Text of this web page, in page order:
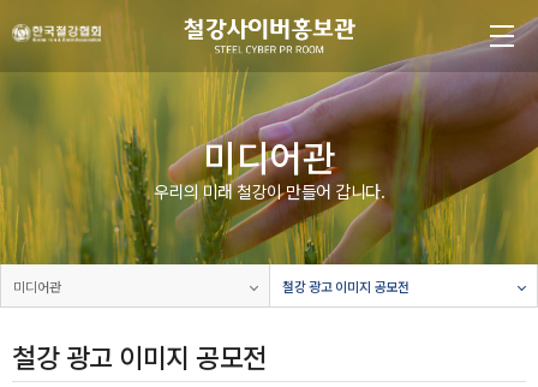
미디어관
우리의 미래 철강이 만들어 갑니다.
미디어관 철강 광고 이미지 공모전
철강 광고 이미지 공모전